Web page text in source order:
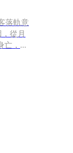
落軌意
從月
亡，該